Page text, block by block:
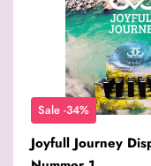
Sale -34%
Joyfull Journey